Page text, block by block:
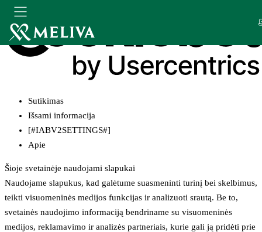
Sutikimas
Išsami informacija
[#IABV2SETTINGS#]
Apie
Šioje svetainėje naudojami slapukai
Naudojame slapukus, kad galėtume suasmeninti turinį bei skelbimus,
teikti visuomeninės medijos funkcijas ir analizuoti srautą. Be to,
svetainės naudojimo informaciją bendriname su visuomeninės
medijos, reklamavimo ir analizės partneriais, kurie gali ją pridėti prie